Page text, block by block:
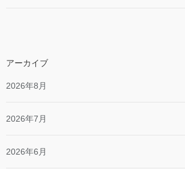
アーカイブ
2026年8月
2026年7月
2026年6月